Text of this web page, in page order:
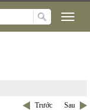
Trước Sau